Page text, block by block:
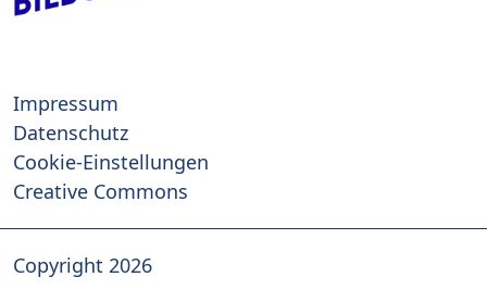
Impressum
Datenschutz
Cookie-Einstellungen
Creative Commons
Copyright 2026